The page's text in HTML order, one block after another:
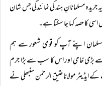
مسلمانانِ ہند کی نمائندگی جس شان
اسی کا حصہ کہا جا سکتا ہے۔
مسلمان اپنے آپ کو قومی شعور سے ہم
بڑی خامی اور اس کا سب سے بڑا جرم
مولانا عتیق الرحمٰن سنبھلی نے